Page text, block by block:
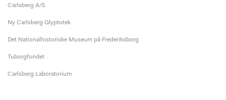
Carlsberg A/S
Ny Carlsberg Glyptotek
Det Nationalhistoriske Museum på Frederiksborg
Tuborgfondet
Carlsberg Laboratorium